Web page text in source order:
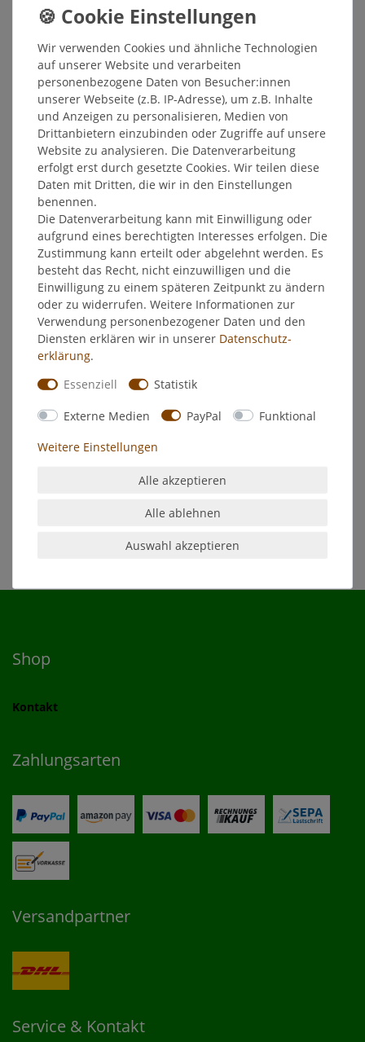
Sofort versandfertig, Lieferzeit 48h
In den Warenkorb
Wunschliste
* inkl. ges. MwSt. zzgl.Versandkosten
Beschreibung
Weitere Details
Hersteller
Phenol Red Tabletten - 10 Tabletten
Wert ihres Pools im richtigen Bereich liegt.
wichtig. Das beste ergebnis liegt dabei immer zwischen 7,2
Shop
Kontakt
Zahlungsarten
Versandpartner
Service & Kontakt
Wir verwenden Cookies und ähnliche Technologien
auf unserer Website und verarbeiten
personenbezogene Daten von Besucher:innen
unserer Webseite (z.B. IP-Adresse), um z.B. Inhalte
und Anzeigen zu personalisieren, Medien von
Drittanbietern einzubinden oder Zugriffe auf unsere
Website zu analysieren. Die Datenverarbeitung
erfolgt erst durch gesetzte Cookies. Wir teilen diese
Daten mit Dritten, die wir in den Einstellungen
benennen.
Die Datenverarbeitung kann mit Einwilligung oder
aufgrund eines berechtigten Interesses erfolgen. Die
Zustimmung kann erteilt oder abgelehnt werden. Es
besteht das Recht, nicht einzuwilligen und die
Einwilligung zu einem späteren Zeitpunkt zu ändern
oder zu widerrufen. Weitere Informationen zur
Verwendung personenbezogener Daten und den
Diensten erklären wir in unserer Daten­schutz­
erklärung.
Essenziell
Statistik
Externe Medien PayPal Funktional
Weitere Einstellungen
Alle akzeptieren
Alle ablehnen
Auswahl akzeptieren